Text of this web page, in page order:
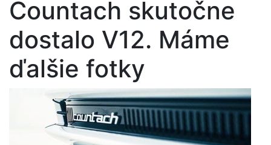
Countach skutočne
dostalo V12. Máme
ďalšie fotky